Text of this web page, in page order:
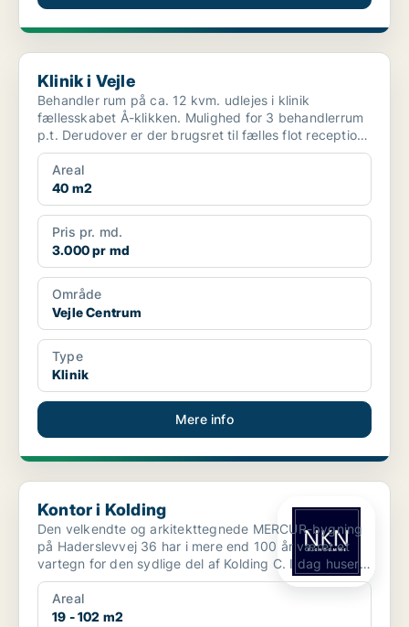
Klinik i Vejle
Klinik i Vejle
Behandler rum på ca. 12 kvm. udlejes i klinik
fællesskabet Å-klikken. Mulighed for 3 behandlerrum
p.t. Derudover er der brugsret til fælles flot reception,
...
Areal
40 m2
Pris pr. md.
3.000 pr md
Område
Vejle Centrum
Type
Klinik
Mere info
Kontor i Kolding
Kontor i Kolding
​Den velkendte og arkitekttegnede MERCUR-bygning
på Haderslevvej 36 har i mere end 100 år været et
vartegn for den sydlige del af Kolding C. I dag huser
e...
Areal
19 - 102 m2